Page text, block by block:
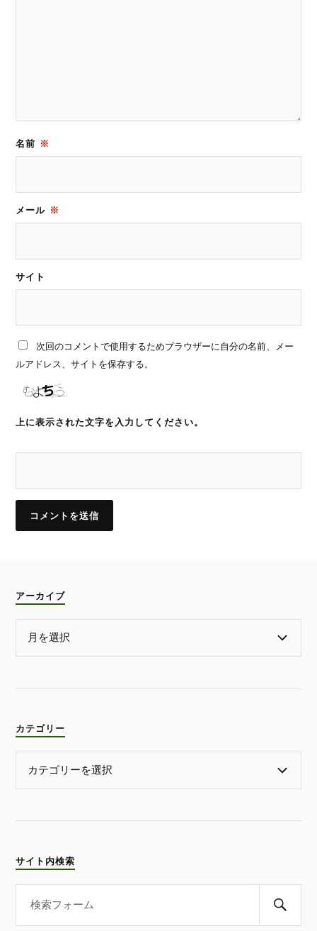
名前 ※
メール ※
サイト
次回のコメントで使用するためブラウザーに自分の名前、メー
ルアドレス、サイトを保存する。
上に表示された文字を入力してください。
アーカイブ
カテゴリー
サイト内検索